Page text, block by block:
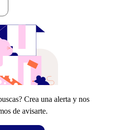
Crea una alerta y nos
de avisarte.